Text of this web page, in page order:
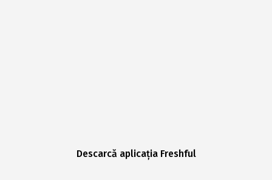
Descarcă aplicația Freshful